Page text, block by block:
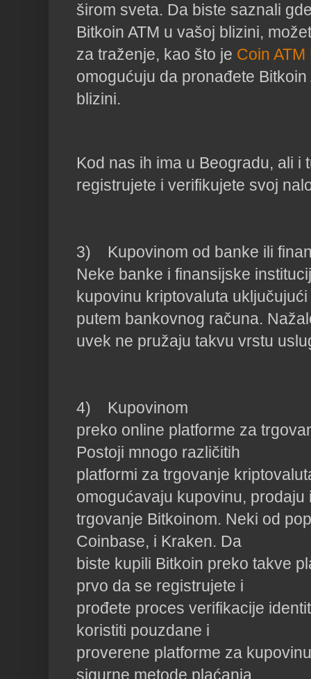
širom sveta. Da biste saznali
Bitkoin ATM u vašoj blizini,
za traženje, kao što je Coin ATM
omogućuju da pronađete
Kod nas ih ima u Beogradu, ali i
registrujete i verifikujete svoj
3)    Kupovinom od banke ili
Neke banke i finansijske
kupovinu kriptovaluta
putem bankovnog računa.
uvek ne pružaju takvu vrstu
4)    Kupovinom
preko online platforme za
Postoji mnogo različitih
platformi za trgovanje
omogućavaju kupovinu, prodaju
trgovanje Bitkoinom. Neki od
Coinbase, i Kraken. Da
biste kupili Bitkoin preko takve
prvo da se registrujete i
prođete proces verifikacije
koristiti pouzdane i
proverene platforme za
sigurne metode plaćanja.